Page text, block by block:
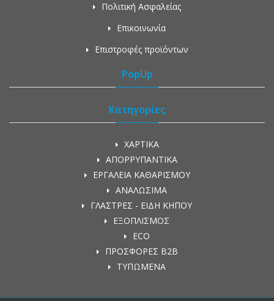
Πολιτική Ασφαλείας
Επικοινωνία
Επιστροφές προϊόντων
PopUp
Κατηγορίες
ΧΑΡΤΙΚΑ
ΑΠΟΡΡΥΠΑΝΤΙΚΑ
ΕΡΓΑΛΕΙΑ ΚΑΘΑΡΙΣΜΟΥ
ΑΝΑΛΩΣΙΜΑ
ΓΛΑΣΤΡΕΣ - ΕΙΔΗ ΚΗΠΟΥ
ΕΞΟΠΛΙΣΜΟΣ
ECO
ΠΡΟΣΦΟΡΕΣ Β2Β
ΤΥΠΩΜΕΝΑ